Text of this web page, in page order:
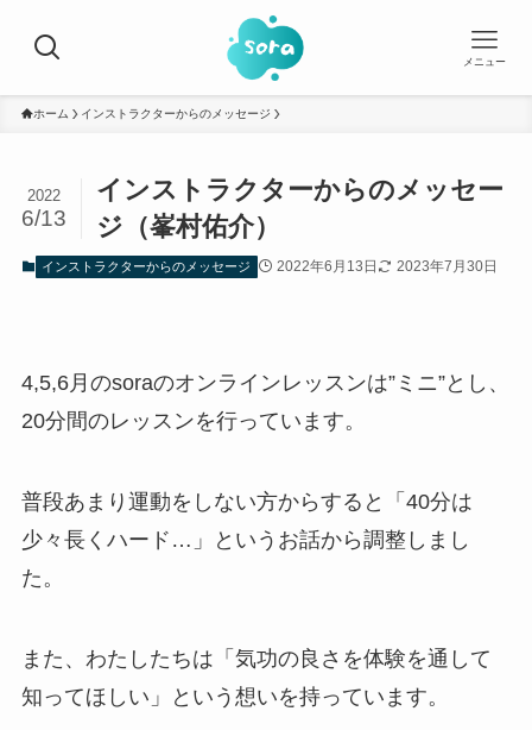
メニュー
ホーム インストラクターからのメッセージ
インストラクターからのメッセー
ジ（峯村佑介）
2022
6/13
インストラクターからのメッセージ 2022年6月13日 2023年7月30日
4,5,6月のsoraのオンラインレッスンは”ミニ”とし、
20分間のレッスンを行っています。
普段あまり運動をしない方からすると「40分は
少々長くハード…」というお話から調整しまし
た。
また、わたしたちは「気功の良さを体験を通して
知ってほしい」という想いを持っています。